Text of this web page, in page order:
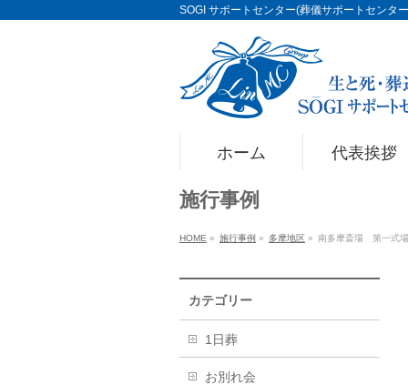
SOGI サポートセンター(葬儀サポートセンタ
ホーム 代表挨拶
施行事例
HOME » 施行事例 » 多摩地区 » 南多摩斎場 第一式場
カテゴリー
1日葬
お別れ会